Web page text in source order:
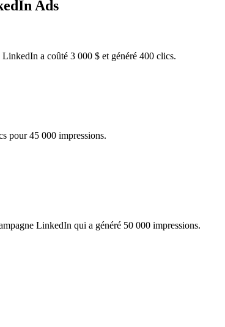
Ads
a coûté 3 000 $ et généré 400 clics.
pour 45 000 impressions.
LinkedIn qui a généré 50 000 impressions.